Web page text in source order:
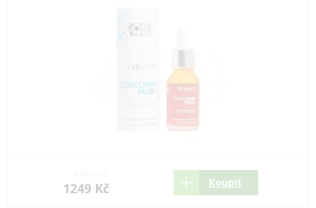
1249 Kč Koupit